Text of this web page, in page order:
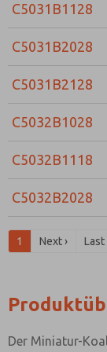
C5031B1128
C5031B2028
C5031B2128
C5032B1028
C5032B1118
C5032B2028
1 Next › Last
Der Miniatur-